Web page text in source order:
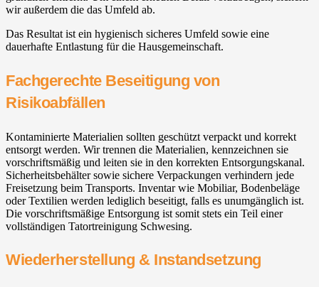
wir außerdem die das Umfeld ab.
Das Resultat ist ein hygienisch sicheres Umfeld sowie eine
dauerhafte Entlastung für die Hausgemeinschaft.
Fachgerechte Beseitigung von
Risikoabfällen
Kontaminierte Materialien sollten geschützt verpackt und korrekt
entsorgt werden. Wir trennen die Materialien, kennzeichnen sie
vorschriftsmäßig und leiten sie in den korrekten Entsorgungskanal.
Sicherheitsbehälter sowie sichere Verpackungen verhindern jede
Freisetzung beim Transports. Inventar wie Mobiliar, Bodenbeläge
oder Textilien werden lediglich beseitigt, falls es unumgänglich ist.
Die vorschriftsmäßige Entsorgung ist somit stets ein Teil einer
vollständigen Tatortreinigung Schwesing.
Wiederherstellung & Instandsetzung